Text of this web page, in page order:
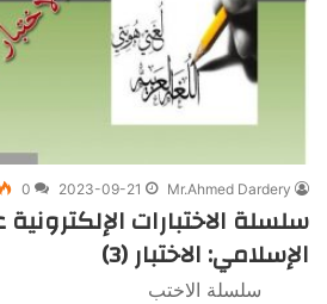
Mr.Ahmed Dardery
2023-09-21
0
سلسلة الاختبارات
الإسلامي: الاختبار (3)
سلسلة الاختب